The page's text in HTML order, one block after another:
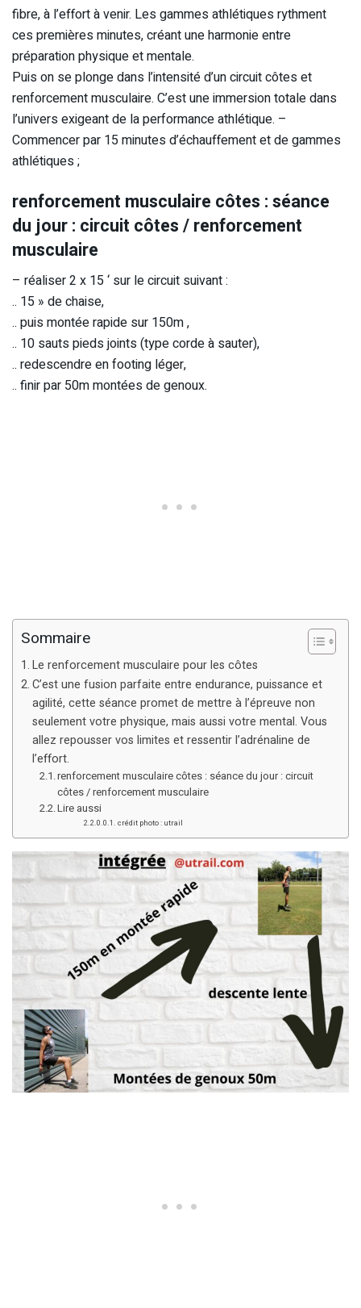
fibre, à l’effort à venir. Les gammes athlétiques rythment
ces premières minutes, créant une harmonie entre
préparation physique et mentale.
Puis on se plonge dans l’intensité d’un circuit côtes et
renforcement musculaire. C’est une immersion totale dans
l’univers exigeant de la performance athlétique. –
Commencer par 15 minutes d’échauffement et de gammes
athlétiques ;
renforcement musculaire côtes : séance
du jour : circuit côtes / renforcement
musculaire
– réaliser 2 x 15 ‘ sur le circuit suivant :
.. 15 » de chaise,
.. puis montée rapide sur 150m ,
.. 10 sauts pieds joints (type corde à sauter),
.. redescendre en footing léger,
.. finir par 50m montées de genoux.
Sommaire
Le renforcement musculaire pour les côtes
C’est une fusion parfaite entre endurance, puissance et
agilité, cette séance promet de mettre à l’épreuve non
seulement votre physique, mais aussi votre mental. Vous
allez repousser vos limites et ressentir l’adrénaline de
l’effort.
renforcement musculaire côtes : séance du jour : circuit
côtes / renforcement musculaire
Lire aussi
crédit photo : utrail